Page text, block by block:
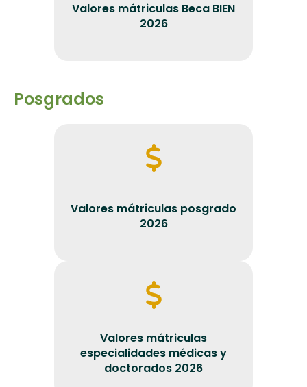
Valores mátriculas Beca BIEN
2026
Posgrados
Valores mátriculas posgrado
2026
Valores mátriculas
especialidades médicas y
doctorados 2026